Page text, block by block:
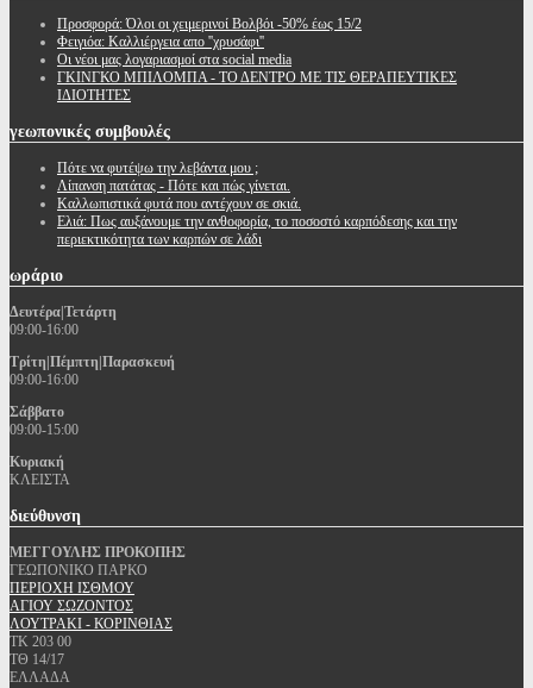
Προσφορά: Όλοι οι χειμερινοί Βολβόι -50% έως 15/2
Φειγιόα: Καλλιέργεια απο ''χρυσάφι''
Oι νέοι μας λογαριασμοί στα social media
ΓΚΙΝΓΚΟ ΜΠΙΛΟΜΠΑ - ΤΟ ΔΕΝΤΡΟ ΜΕ ΤΙΣ ΘΕΡΑΠΕΥΤΙΚΕΣ
ΙΔΙΟΤΗΤΕΣ
γεωπονικές συμβουλές
Πότε να φυτέψω την λεβάντα μου ;
Λίπανση πατάτας - Πότε και πώς γίνεται.
Καλλωπιστικά φυτά που αντέχουν σε σκιά.
Ελιά: Πως αυξάνουμε την ανθοφορία, το ποσοστό καρπόδεσης και την
περιεκτικότητα των καρπών σε λάδι
ωράριο
Δευτέρα|Τετάρτη
09:00-16:00
Τρίτη|Πέμπτη|Παρασκευή
09:00-16:00
Σάββατο
09:00-15:00
Κυριακή
ΚΛΕΙΣΤΑ
διεύθυνση
ΜΕΓΓΟΥΛΗΣ ΠΡΟΚΟΠΗΣ
ΓΕΩΠΟΝΙΚΟ ΠΑΡΚΟ
ΠΕΡΙΟΧΗ ΙΣΘΜΟΥ
ΑΓΙΟΥ ΣΩΖΟΝΤΟΣ
ΛΟΥΤΡΑΚΙ - ΚΟΡΙΝΘΙΑΣ
ΤΚ 203 00
ΤΘ 14/17
ΕΛΛΑΔΑ